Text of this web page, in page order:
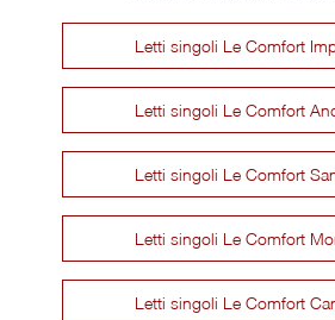
Letti singoli Le Comfort
Letti singoli Le Comfort
Letti singoli Le Comfort
Letti singoli Le Comfort
Letti singoli Le Comfort